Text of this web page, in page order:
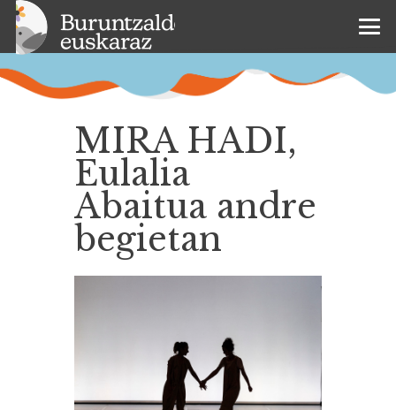
MIRA HADI,
Eulalia
Abaitua andre
begietan